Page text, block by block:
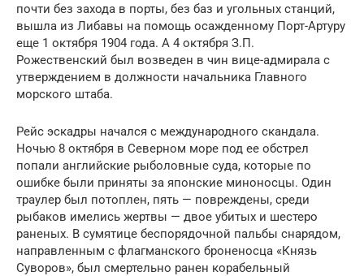
почти без захода в порты, без баз и угольных станций,
вышла из Либавы на помощь осажденному Порт-Артуру
еще 1 октября 1904 года. А 4 октября З.П.
Рожественский был возведен в чин вице-адмирала с
утверждением в должности начальника Главного
морского штаба.
Рейс эскадры начался с международного скандала.
Ночью 8 октября в Северном море под ее обстрел
попали английские рыболовные суда, которые по
ошибке были приняты за японские миноносцы. Один
траулер был потоплен, пять — повреждены, среди
рыбаков имелись жертвы — двое убитых и шестеро
раненых. В сумятице беспорядочной пальбы снарядом,
направленным с флагманского броненосца «Князь
Суворов», был смертельно ранен корабельный